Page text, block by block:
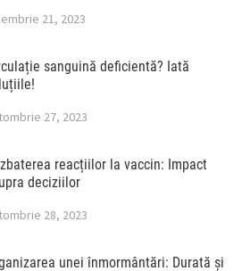
21, 2023
sanguină deficientă? Iată
27, 2023
reacțiilor la vaccin: Impact
deciziilor
28, 2023
unei înmormântări: Durată și